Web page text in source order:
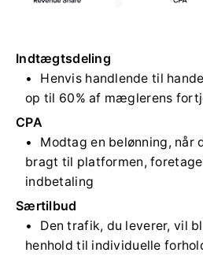
Indtægtsdeling
Henvis handlende til
op til 60% af mæglerens
CPA
Modtag en belønning, når
bragt til platformen,
indbetaling
Særtilbud
Den trafik, du leverer, vil
henhold til individuelle